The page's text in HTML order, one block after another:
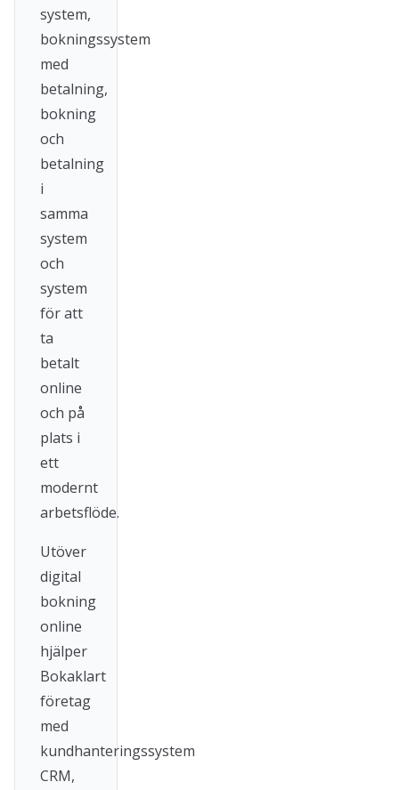
system,
bokningssystem
med
betalning,
bokning
och
betalning
i
samma
system
och
system
för att
ta
betalt
online
och på
plats i
ett
modernt
arbetsflöde.
Utöver
digital
bokning
online
hjälper
Bokaklart
företag
med
kundhanteringssystem
CRM,